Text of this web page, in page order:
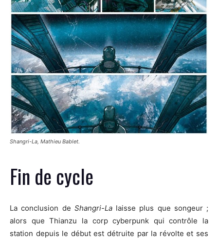
Shangri-La, Mathieu Bablet.
Fin de cycle
La conclusion de Shangri-Lalaisse plus que songeur ;
alors que Thianzu la corp cyberpunk qui contrôle la
station depuis le début est détruite par la révolte et ses